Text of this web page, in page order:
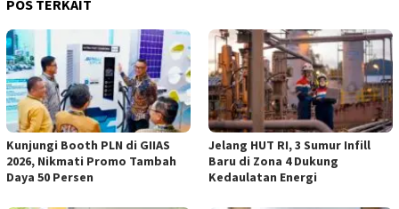
POS TERKAIT
Kunjungi Booth PLN di GIIAS
2026, Nikmati Promo Tambah
Daya 50 Persen
Jelang HUT RI, 3 Sumur Infill
Baru di Zona 4 Dukung
Kedaulatan Energi